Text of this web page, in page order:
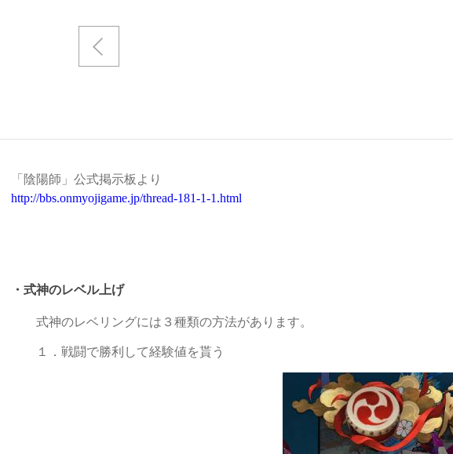
「陰陽師」公式掲示板より
http://bbs.onmyojigame.jp/thread-181-1-1.html
・式神のレベル上げ
式神のレベリングには３種類の方法があります。
１．戦闘で勝利して経験値を貰う